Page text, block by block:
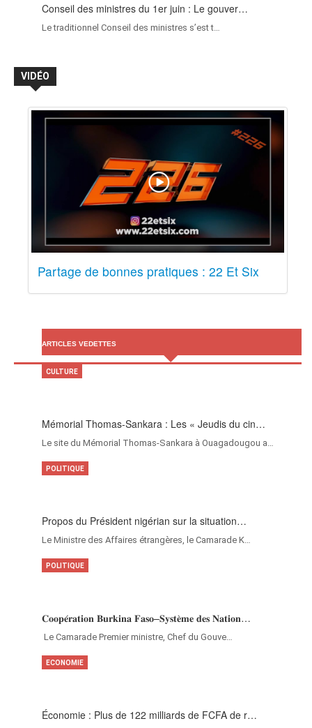
Conseil des ministres du 1er juin : Le gouver…
Le traditionnel Conseil des ministres s’est t…
VIDÉO
Partage de bonnes pratiques : 22 Et Six
ARTICLES VEDETTES
Mémorial Thomas-Sankara : Les « Jeudis du cin…
Le site du Mémorial Thomas-Sankara à Ouagadougou a…
CULTURE
Propos du Président nigérian sur la situation…
Le Ministre des Affaires étrangères, le Camarade K…
POLITIQUE
𝐂𝐨𝐨𝐩𝐞́𝐫𝐚𝐭𝐢𝐨𝐧 𝐁𝐮𝐫𝐤𝐢𝐧𝐚 𝐅𝐚𝐬𝐨–𝐒𝐲𝐬𝐭𝐞̀𝐦𝐞 𝐝𝐞𝐬 𝐍𝐚𝐭𝐢𝐨𝐧…
‎Le Camarade Premier ministre, Chef du Gouve…
POLITIQUE
Économie : Plus de 122 milliards de FCFA de r…
ECONOMIE